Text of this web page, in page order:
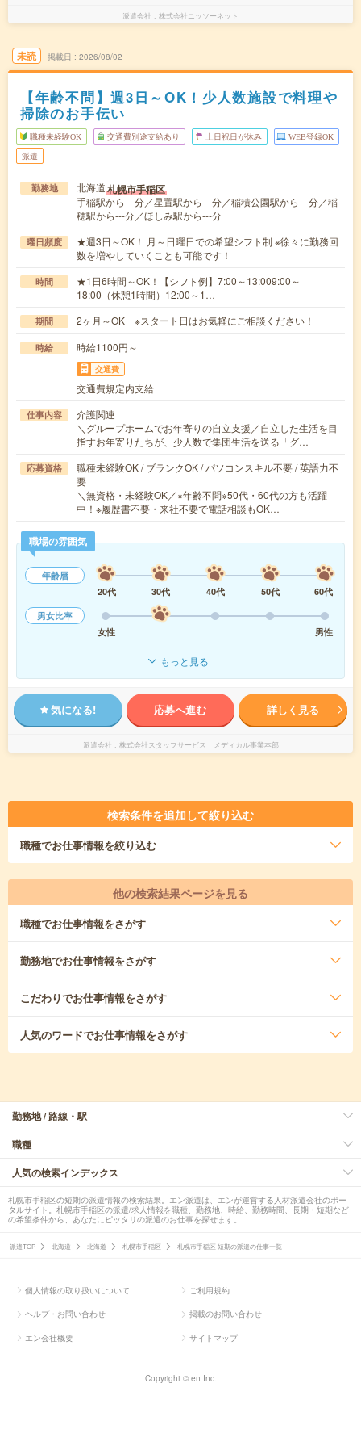
派遣会社 株式会社ニッソーネット
未読 掲載日 2026/08/02
【年齢不問】週3日～OK！少人数施設で料理や
掃除のお手伝い
職種未経験OK 交通費別途支給あり 土日祝日が休み WEB登録OK
派遣
勤務地 北海道札幌市手稲区
手稲駅から---分／星置駅から---分／稲積公園駅から---分／稲
穂駅から---分／ほしみ駅から---分
曜日頻度
★週3日～OK！ 月～日曜日での希望シフト制 ※徐々に勤務回
数を増やしていくことも可能です！
時間
★1日6時間～OK！【シフト例】7:00～13:009:00～
18:00（休憩1時間）12:00～1…
期間 2ヶ月～OK ※スタート日はお気軽にご相談ください！
時給 時給1100円～
交通費
交通費規定内支給
仕事内容
介護関連
＼グループホームでお年寄りの自立支援／自立した生活を目
指すお年寄りたちが、少人数で集団生活を送る「グ…
応募資格
職種未経験OK / ブランクOK / パソコンスキル不要 / 英語力不
要
＼無資格・未経験OK／※年齢不問※50代・60代の方も活躍
中！※履歴書不要・来社不要で電話相談もOK…
職場の雰囲気
年齢層
20代
30代 40代 50代
60代
男女比率
女性
男性
もっと見る
気になる! 応募へ進む 詳しく見る
派遣会社 株式会社スタッフサービス メディカル事業本部
検索条件を追加して絞り込む
職種でお仕事情報を絞り込む
他の検索結果ページを見る
職種でお仕事情報をさがす
勤務地でお仕事情報をさがす
こだわりでお仕事情報をさがす
人気のワードでお仕事情報をさがす
勤務地 / 路線・駅
職種
人気の検索インデックス
札幌市手稲区の短期の派遣情報の検索結果。エン派遣は、エンが運営する人材派遣会社のポー
タルサイト。札幌市手稲区の派遣/求人情報を職種、勤務地、時給、勤務時間、長期・短期など
の希望条件から、あなたにピッタリの派遣のお仕事を探せます。
派遣TOP 北海道 北海道 札幌市手稲区 札幌市手稲区 短期の派遣の仕事一覧
個人情報の取り扱いについて ご利用規約
ヘルプ・お問い合わせ 掲載のお問い合わせ
エン会社概要 サイトマップ
Copyright © en Inc.